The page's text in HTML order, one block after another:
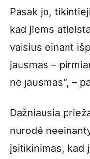
Pasak jo,
kad jiems
vaisius einant
jausmas –
ne jausmas“, –
Dažniausia
nurodė
įsitikinimas, kad